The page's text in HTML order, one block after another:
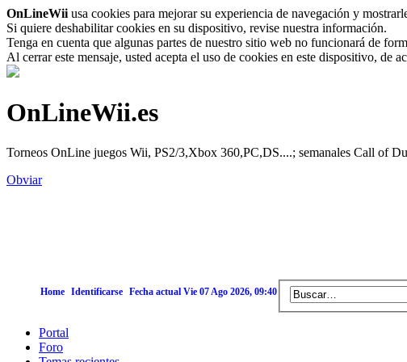
OnLineWii usa cookies para mejorar su experiencia de navegación y
Si quiere deshabilitar cookies en su dispositivo, revise nuestra información.
Tenga en cuenta que algunas partes de nuestro sitio web no funcionará de
Al cerrar este mensaje, usted acepta el uso de cookies en este dispositivo, de
OnLineWii.es
Torneos OnLine juegos Wii, PS2/3,Xbox 360,PC,DS....; semanales Call of
Obviar
Home Identificarse Fecha actual Vie 07 Ago 2026, 09:40
Portal
Foro